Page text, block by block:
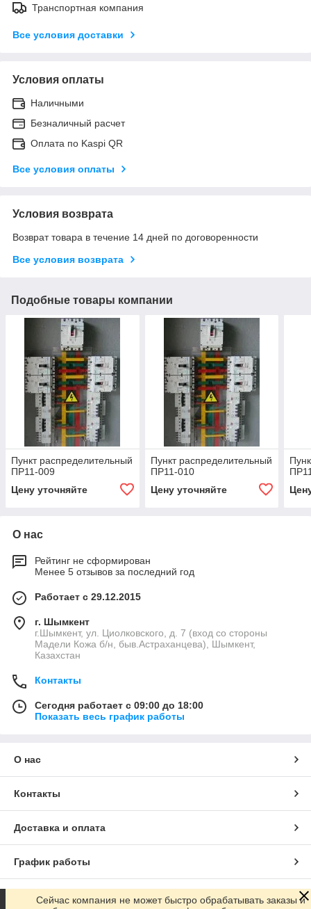
Транспортная компания
Все условия доставки
Условия оплаты
Наличными
Безналичный расчет
Оплата по Kaspi QR
Все условия оплаты
Условия возврата
Возврат товара в течение 14 дней по договоренности
Все условия возврата
Подобные товары компании
Пункт распределительный
ПР11-009
Цену уточняйте
Пункт распределительный
ПР11-010
Цену уточняйте
О нас
Рейтинг не сформирован
Менее 5 отзывов за последний год
Работает с 29.12.2015
г. Шымкент
г.Шымкент, ул. Циолковского, д. 7 (вход со стороны
Мадели Кожа б/н, быв.Астраханцева), Шымкент,
Казахстан
Контакты
Сегодня работает с 09:00 до 18:00
Показать весь график работы
О нас
Контакты
Доставка и оплата
График работы
Полная версия сайта
Сейчас компания не может быстро обрабатывать заказы и